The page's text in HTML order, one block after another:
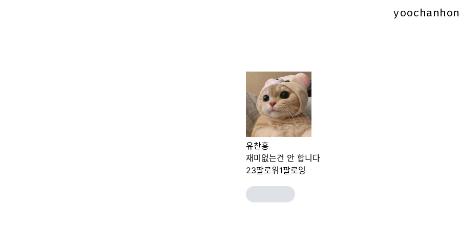
유찬홍
재미없는건 안 합니다
23팔로워 1팔로잉